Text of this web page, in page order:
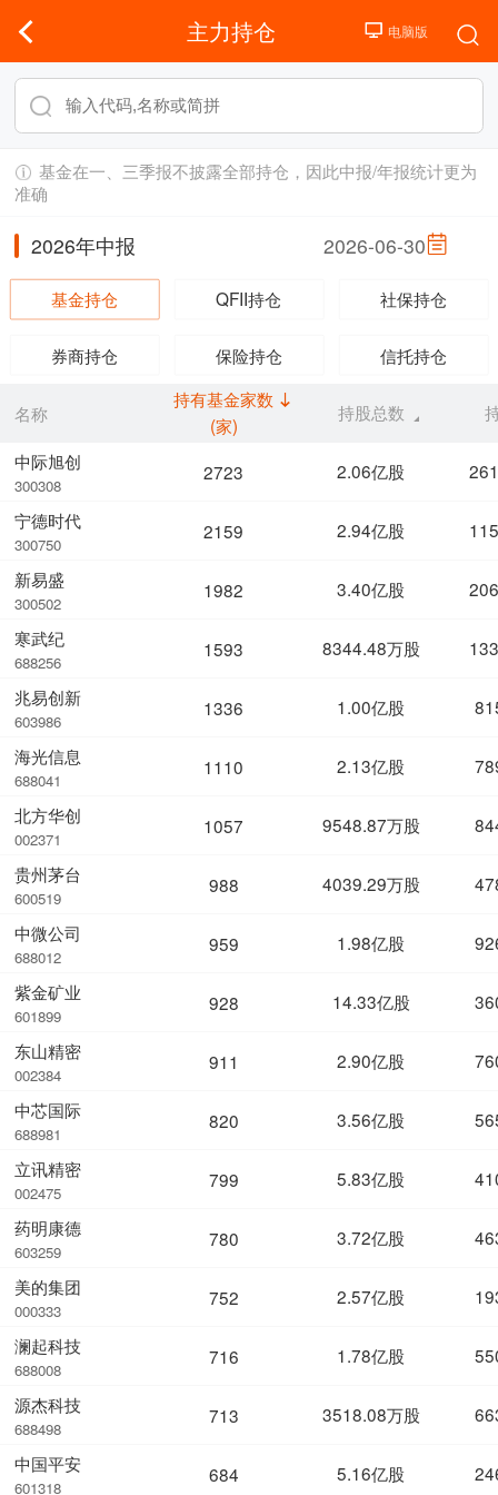
主力持仓
基金在一、三季报不披露全部持仓，因此中报/年报统计更为
准确
2026年中报 2026-06-30
基金持仓 QFII持仓 社保持仓
券商持仓 保险持仓 信托持仓
名称
中际旭创
300308
宁德时代
300750
新易盛
300502
寒武纪
688256
兆易创新
603986
海光信息
688041
北方华创
002371
贵州茅台
600519
中微公司
688012
紫金矿业
601899
东山精密
002384
中芯国际
688981
立讯精密
002475
药明康德
603259
美的集团
000333
澜起科技
688008
源杰科技
688498
中国平安
601318
持有基金家数
(家)
持股总数
2723 2.06亿股
2159 2.94亿股
1982 3.40亿股
1593 8344.48万股
1336 1.00亿股
1110 2.13亿股
1057 9548.87万股
988 4039.29万股
959 1.98亿股
928 14.33亿股
911 2.90亿股
820 3.56亿股
799 5.83亿股
780 3.72亿股
752 2.57亿股
716 1.78亿股
713 3518.08万股
684 5.16亿股